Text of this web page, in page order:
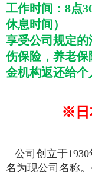
工作时间：8点
休息时间）
享受公司规定
伤保险，养老
金机构返还给个
※日
公司创立于1930
名为现公司名称